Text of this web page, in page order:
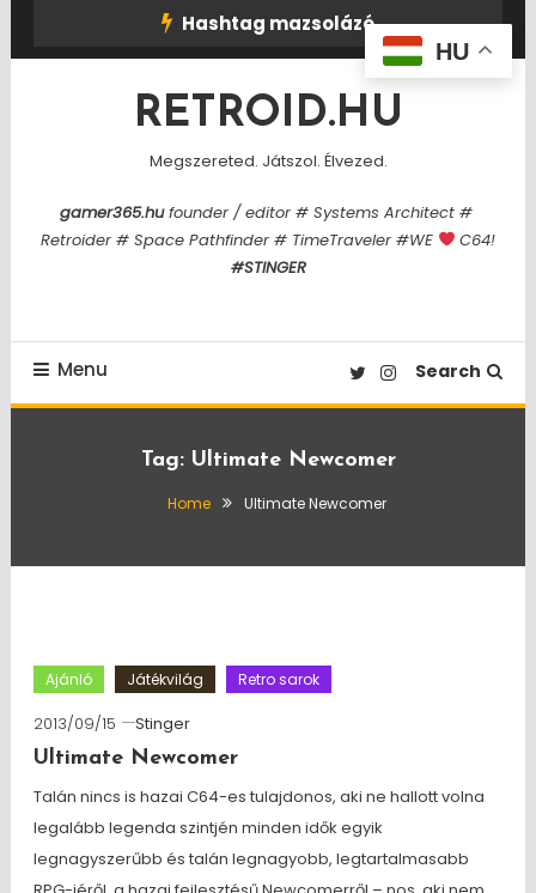
Hashtag mazsolázó
RETROID.HU
Megszereted. Játszol. Élvezed.
gamer365.hufounder / editor # Systems Architect #
Retroider # Space Pathfinder # TimeTraveler #WE
C64!
#STINGER
Menu Search
Tag: Ultimate Newcomer
Home Ultimate Newcomer
Ajánló Játékvilág Retro sarok
2013/09/15
Stinger
Ultimate Newcomer
Talán nincs is hazai C64-es tulajdonos, aki ne hallott volna
legalább legenda szintjén minden idők egyik
legnagyszerűbb és talán legnagyobb, legtartalmasabb
HU